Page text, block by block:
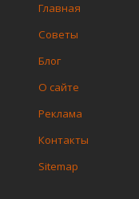
Главная
Советы
Блог
О сайте
Реклама
Контакты
Sitemap